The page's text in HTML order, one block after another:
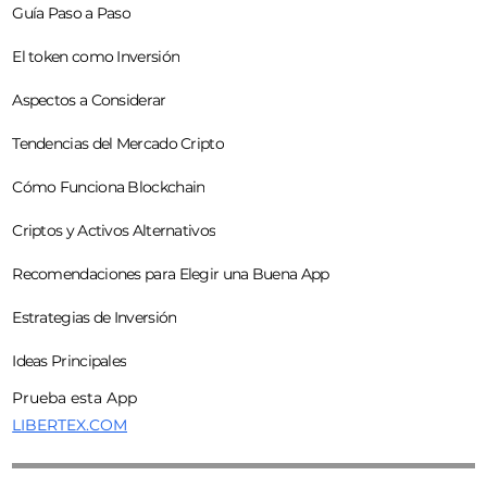
Guía Paso a Paso
El token como Inversión
Aspectos a Considerar
Tendencias del Mercado Cripto
Cómo Funciona Blockchain
Criptos y Activos Alternativos
Recomendaciones para Elegir una Buena App
Estrategias de Inversión
Ideas Principales
Prueba esta App
LIBERTEX.COM